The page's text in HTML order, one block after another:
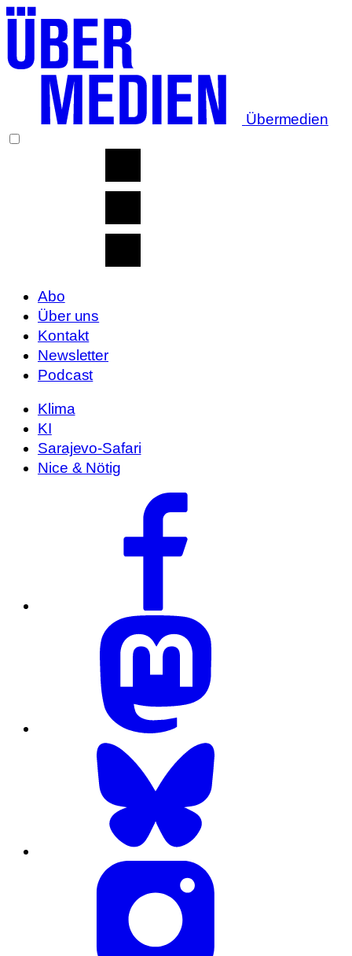
Übermedien
Abo
Über uns
Kontakt
Newsletter
Podcast
Klima
KI
Sarajevo-Safari
Nice & Nötig